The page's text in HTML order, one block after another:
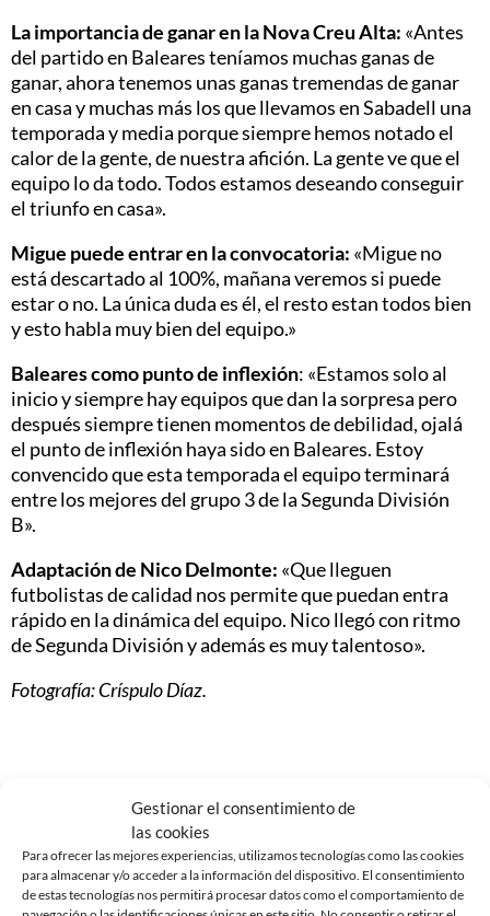
Gestionar el consentimiento de
las cookies
Para ofrecer las mejores experiencias, utilizamos tecnologías como las cookies
para almacenar y/o acceder a la información del dispositivo. El consentimiento
de estas tecnologías nos permitirá procesar datos como el comportamiento de
La importancia de ganar en la Nova Creu Alta: «Antes
del partido en Baleares teníamos muchas ganas de
ganar, ahora tenemos unas ganas tremendas de ganar
en casa y muchas más los que llevamos en Sabadell una
temporada y media porque siempre hemos notado el
calor de la gente, de nuestra afición. La gente ve que el
equipo lo da todo. Todos estamos deseando conseguir
el triunfo en casa».
Migue puede entrar en la convocatoria: «Migue no
está descartado al 100%, mañana veremos si puede
estar o no. La única duda es él, el resto estan todos bien
y esto habla muy bien del equipo.»
Baleares como punto de inflexión: «Estamos solo al
inicio y siempre hay equipos que dan la sorpresa pero
después siempre tienen momentos de debilidad, ojalá
el punto de inflexión haya sido en Baleares. Estoy
convencido que esta temporada el equipo terminará
entre los mejores del grupo 3 de la Segunda División
B».
Adaptación de Nico Delmonte: «Que lleguen
futbolistas de calidad nos permite que puedan entra
rápido en la dinámica del equipo. Nico llegó con ritmo
de Segunda División y además es muy talentoso».
Fotografía: Críspulo Díaz.
Noticias Relacionadas